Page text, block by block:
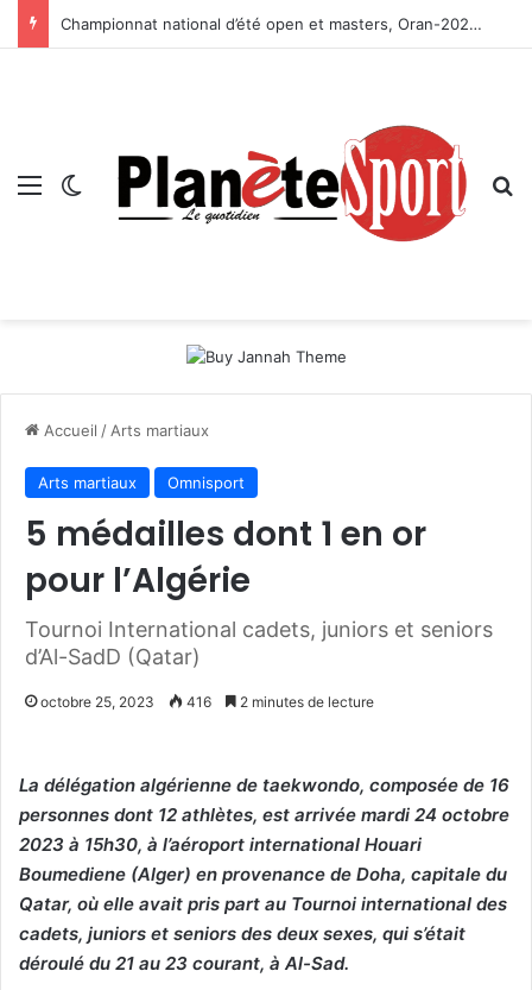
Championnat national d’été open et masters, Oran-2026 — Le CRB s’adjuge le titre
Menu Switch skin
Accueil / Arts martiaux
Arts martiaux Omnisport
5 médailles dont 1 en or
pour l’Algérie
Tournoi International cadets, juniors et seniors
d’Al-SadD (Qatar)
octobre 25, 2023 416 2 minutes de lecture
La délégation algérienne de taekwondo, composée de 16
personnes dont 12 athlètes, est arrivée mardi 24 octobre
2023 à 15h30, à l’aéroport international Houari
Boumediene (Alger) en provenance de Doha, capitale du
Qatar, où elle avait pris part au Tournoi international des
cadets, juniors et seniors des deux sexes, qui s’était
déroulé du 21 au 23 courant, à Al-Sad.